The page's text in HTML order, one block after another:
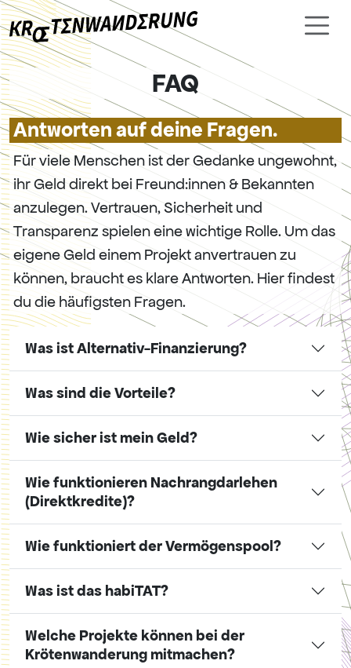
FAQ
Antworten auf deine Fragen.
Für viele Menschen ist der Gedanke ungewohnt,
ihr Geld direkt bei Freund:innen & Bekannten
anzulegen. Vertrauen, Sicherheit und
Transparenz spielen eine wichtige Rolle. Um das
eigene Geld einem Projekt anvertrauen zu
können, braucht es klare Antworten. Hier findest
du die häufigsten Fragen.
Was ist Alternativ-Finanzierung?
Was sind die Vorteile?
Wie sicher ist mein Geld?
Wie funktionieren Nachrangdarlehen
(Direktkredite)?
Wie funktioniert der Vermögenspool?
Was ist das habiTAT?
Welche Projekte können bei der
Krötenwanderung mitmachen?